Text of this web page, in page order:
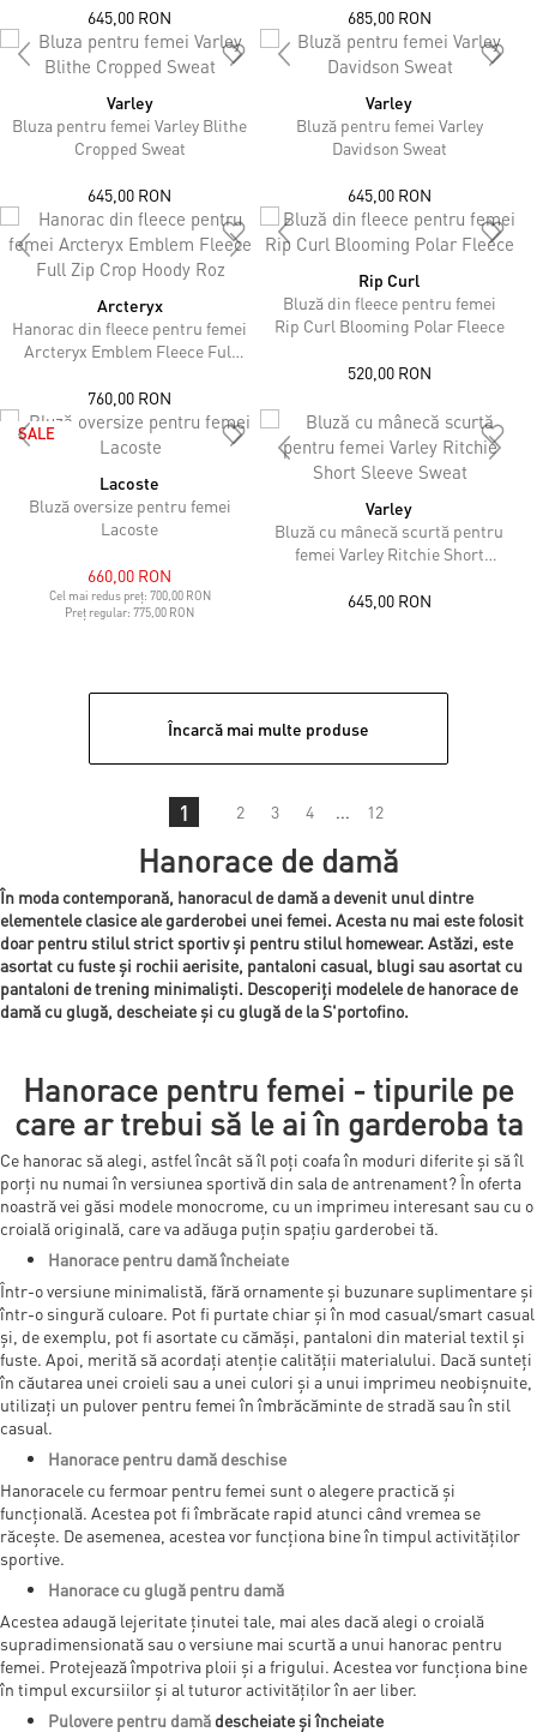
645,00 RON 685,00 RON
Varley
Bluza pentru femei Varley Blithe
Cropped Sweat
645,00 RON
Varley
Bluză pentru femei Varley
Davidson Sweat
645,00 RON
Arcteryx
Hanorac din fleece pentru femei
Arcteryx Emblem Fleece Full
760,00 RON
Rip Curl
Bluză din fleece pentru femei
Rip Curl Blooming Polar Fleece
520,00 RON
SALE
Lacoste
Bluză oversize pentru femei
Lacoste
660,00 RON
Cel mai redus preț: 700,00 RON
Preț regular:775,00 RON
Varley
Bluză cu mânecă scurtă pentru
femei Varley Ritchie Short
645,00 RON
Încarcă mai multe produse
1 2 3 4 ... 12
Hanorace de damă
În moda contemporană, hanoracul de damă a devenit unul dintre
elementele clasice ale garderobei unei femei. Acesta nu mai este folosit
doar pentru stilul strict sportiv și pentru stilul homewear. Astăzi, este
asortat cu fuste și rochii aerisite, pantaloni casual, blugi sau asortat cu
pantaloni de trening minimaliști. Descoperiți modelele de hanorace de
damă cu glugă, descheiate și cu glugă de la S'portofino.
Hanorace pentru femei - tipurile pe
care ar trebui să le ai în garderoba ta
Ce hanorac să alegi, astfel încât să îl poți coafa în moduri diferite și să îl
porți nu numai în versiunea sportivă din sala de antrenament? În oferta
noastră vei găsi modele monocrome, cu un imprimeu interesant sau cu o
croială originală, care va adăuga puțin spațiu garderobei tă.
Hanorace pentru damă încheiate
Într-o versiune minimalistă, fără ornamente și buzunare suplimentare și
într-o singură culoare. Pot fi purtate chiar și în mod casual/smart casual
și, de exemplu, pot fi asortate cu cămăși, pantaloni din material textil și
fuste. Apoi, merită să acordați atenție calității materialului. Dacă sunteți
în căutarea unei croieli sau a unei culori și a unui imprimeu neobișnuite,
utilizați un pulover pentru femei în îmbrăcăminte de stradă sau în stil
casual.
Hanorace pentru damă deschise
Hanoracele cu fermoar pentru femei sunt o alegere practică și
funcțională. Acestea pot fi îmbrăcate rapid atunci când vremea se
răcește. De asemenea, acestea vor funcționa bine în timpul activităților
sportive.
Hanorace cu glugă pentru damă
Acestea adaugă lejeritate ținutei tale, mai ales dacă alegi o croială
supradimensionată sau o versiune mai scurtă a unui hanorac pentru
femei. Protejează împotriva ploii și a frigului. Acestea vor funcționa bine
în timpul excursiilor și al tuturor activităților în aer liber.
Pulovere pentru damă descheiate și încheiate